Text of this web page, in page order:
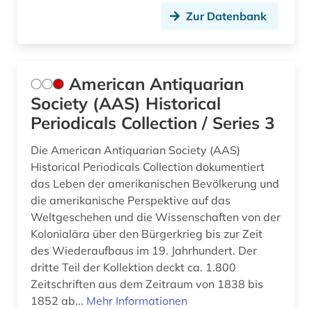
sowjetunion (2)
sozialdemokratie (4)
sozialdemokratische partei deutschlands (3)
soziale bedingungen (1)
soziale gerechtigkeit (1)
soziale software (1)
sozialgeschichte (1)
sozialismus (1)
sozialwissenschaften (8)
Zur Datenbank
American Antiquarian
Society (AAS) Historical
Periodicals Collection / Series 3
Die American Antiquarian Society (AAS)
Historical Periodicals Collection dokumentiert
das Leben der amerikanischen Bevölkerung und
die amerikanische Perspektive auf das
Weltgeschehen und die Wissenschaften von der
Kolonialära über den Bürgerkrieg bis zur Zeit
des Wiederaufbaus im 19. Jahrhundert. Der
dritte Teil der Kollektion deckt ca. 1.800
Zeitschriften aus dem Zeitraum von 1838 bis
1852 ab... Mehr Informationen